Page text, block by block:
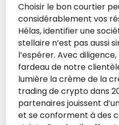
Choisir le bon courtier
considérablement vos
Hélas, identifier une
stellaire n’est pas aussi
l’espérer. Avec
fardeau de notre
lumière la crème de la
trading de crypto dans
partenaires jouissent
et se conforment à des